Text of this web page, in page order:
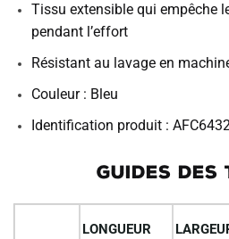
Tissu extensible qui empêche
pendant l’effort
Résistant au lavage en
Couleur : Bleu
Identification produit :
GUIDES DES
LONGUEUR